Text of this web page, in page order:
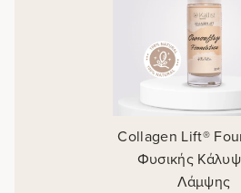
Collagen Lift®
Φυσικής
Λάμψης